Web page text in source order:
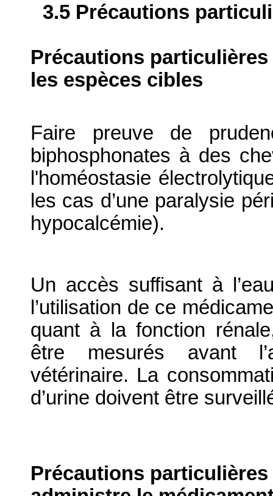
3.5 Précautions
Précautions
les espèces cibles
Faire preuve de
biphosphonates à des
l'homéostasie
les cas d’une paralysie
hypocalcémie).
Un accès suffisant à
l’utilisation de ce
quant à la fonction
être mesurés avant
vétérinaire. La
d’urine doivent être
Précautions